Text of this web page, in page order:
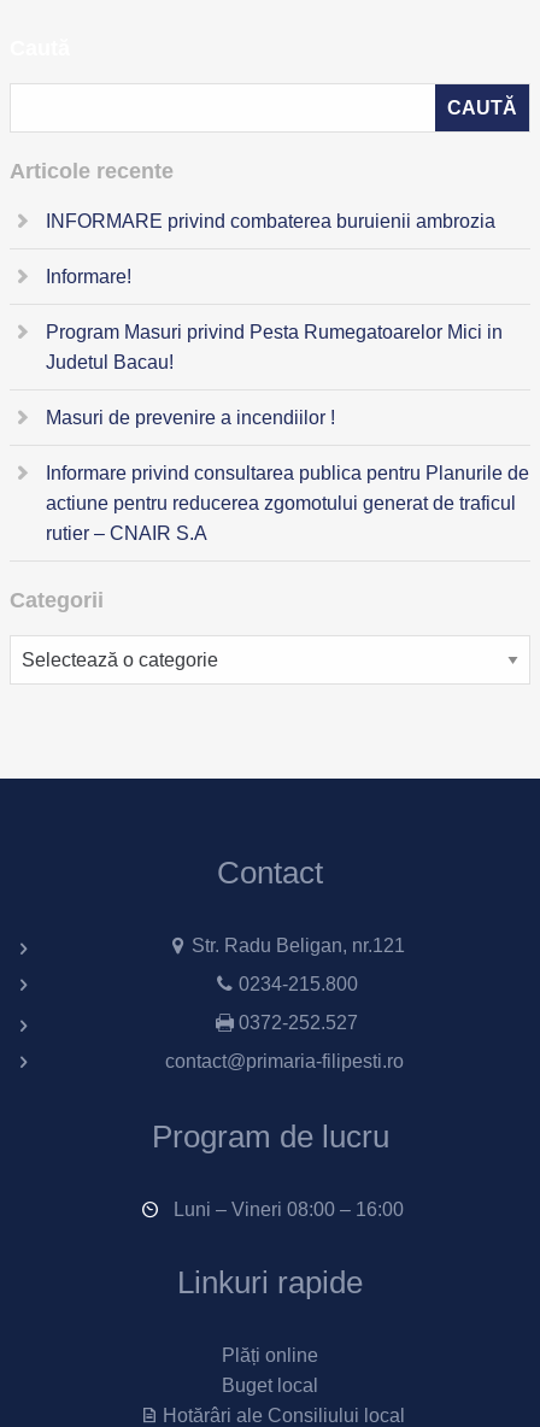
Articole recente
INFORMARE privind combaterea buruienii ambrozia
Informare!
Program Masuri privind Pesta Rumegatoarelor Mici in
Judetul Bacau!
Masuri de prevenire a incendiilor !
Informare privind consultarea publica pentru Planurile de
actiune pentru reducerea zgomotului generat de traficul
rutier – CNAIR S.A
Categorii
Categorii
Contact
Str. Radu Beligan, nr.121
0234-215.800
0372-252.527
contact@primaria-filipesti.ro
Program de lucru
Luni – Vineri 08:00 – 16:00
Linkuri rapide
Plăți online
Buget local
Hotărâri ale Consiliului local